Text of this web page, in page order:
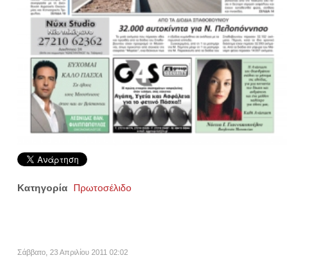
Κατηγορία Πρωτοσέλιδο
Σάββατο, 23 Απριλίου 2011 02:02